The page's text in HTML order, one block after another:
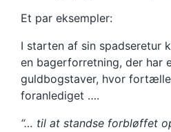
Et par eksempler:
I starten af sin spadseretur
en bagerforretning, der har
guldbogstaver, hvor
foranlediget ….
“… til at standse forbløffet